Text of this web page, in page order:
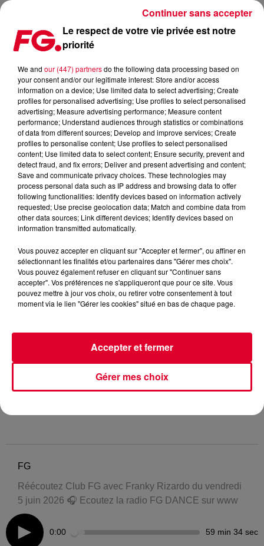
CLUB FG : FRANKY RIZARDO
FG
Réécoutez Club FG avec Franky Rizardo du vendredi
5 juin 2026 🎧 Ecoutez la radio FG DANCE sur www
0:00 59 min 34 sec
Le respect de votre vie privée est notre
priorité
We and our (447) partnersdo the following data processing based on
your consent and/or our legitimate interest: Store and/or access
information on a device; Use limited data to select advertising; Create
profiles for personalised advertising; Use profiles to select personalised
advertising; Measure advertising performance; Measure content
performance; Understand audiences through statistics or combinations
of data from different sources; Develop and improve services; Create
profiles to personalise content; Use profiles to select personalised
content; Use limited data to select content; Ensure security, prevent and
detect fraud, and fix errors; Deliver and present advertising and content;
Save and communicate privacy choices. These technologies may
process personal data such as IP address and browsing data to offer
following functionalities: Identify devices based on information actively
requested; Use precise geolocation data; Match and combine data from
other data sources; Link different devices; Identify devices based on
information transmitted automatically.
Vous pouvez accepter en cliquant sur "Accepter et fermer", ou affiner en
sélectionnant les finalités et/ou partenaires dans "Gérer mes choix".
Vous pouvez également refuser en cliquant sur "Continuer sans
accepter". Vos préférences ne s'appliqueront que pour ce site. Vous
pouvez mettre à jour vos choix, ou retirer votre consentement à tout
moment via le lien "Gérer les cookies" situé en bas de chaque page.
Gérer mes choix
Accepter et fermer
Continuer sans accepter